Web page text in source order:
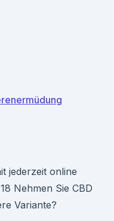
jederzeit online
Nehmen Sie CBD
Variante?